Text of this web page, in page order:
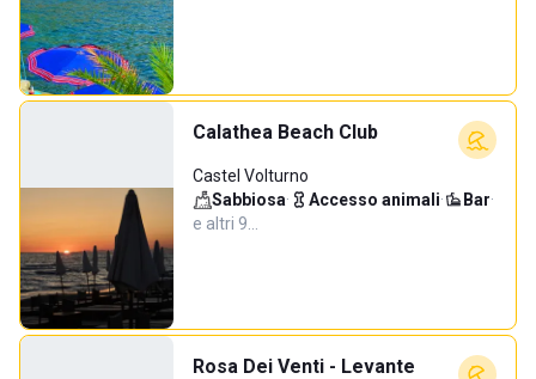
Calathea Beach Club
Castel Volturno
Sabbiosa· Accesso animali· Bar·
e altri 9…
Rosa Dei Venti - Levante